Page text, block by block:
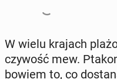
W wielu krajach
czy­wość mew.
bowiem to, co